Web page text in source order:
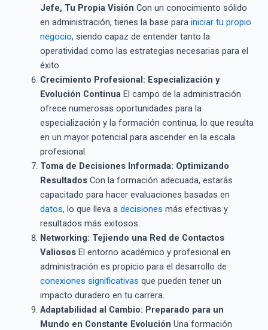
Jefe, Tu Propia Visión Con un conocimiento sólido
en administración, tienes la base para iniciar tu propio
negocio, siendo capaz de entender tanto la
operatividad como las estrategias necesarias para el
éxito.
Crecimiento Profesional: Especialización y
Evolución ContinuaEl campo de la administración
ofrece numerosas oportunidades para la
especialización y la formación continua, lo que resulta
en un mayor potencial para ascender en la escala
profesional.
Toma de Decisiones Informada: Optimizando
ResultadosCon la formación adecuada, estarás
capacitado para hacer evaluaciones basadas en
datos, lo que lleva a decisiones más efectivas y
resultados más exitosos.
Networking: Tejiendo una Red de Contactos
ValiososEl entorno académico y profesional en
administración es propicio para el desarrollo de
conexiones significativas que pueden tener un
impacto duradero en tu carrera.
Adaptabilidad al Cambio: Preparado para un
Mundo en Constante Evolución Una formación